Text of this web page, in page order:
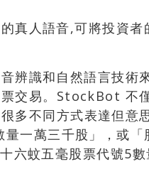
真人語音,可將投資者
辨識和自然語言技術
交易。StockBot 不
多不同方式表達但意
一萬三千股」，或
蚊五毫股票代號5數